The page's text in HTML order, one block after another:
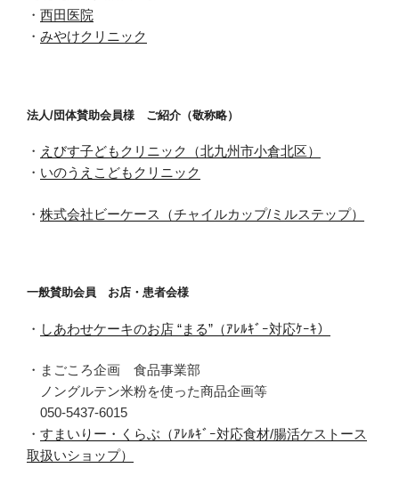
・ 西田医院
・ みやけクリニック
法人/団体賛助会員様 ご紹介（敬称略）
・ えびす子どもクリニック（北九州市小倉北区）
・ いのうえこどもクリニック
・ 株式会社ビーケース（チャイルカップ/ミルステップ）
一般賛助会員 お店・患者会様
・ しあわせケーキのお店 “まる”（ｱﾚﾙｷﾞｰ対応ｹｰｷ）
・まごころ企画 食品事業部
ノングルテン米粉を使った商品企画等
050-5437-6015
・ すまいりー・くらぶ（ｱﾚﾙｷﾞｰ対応食材/腸活ケストース
取扱いショップ）